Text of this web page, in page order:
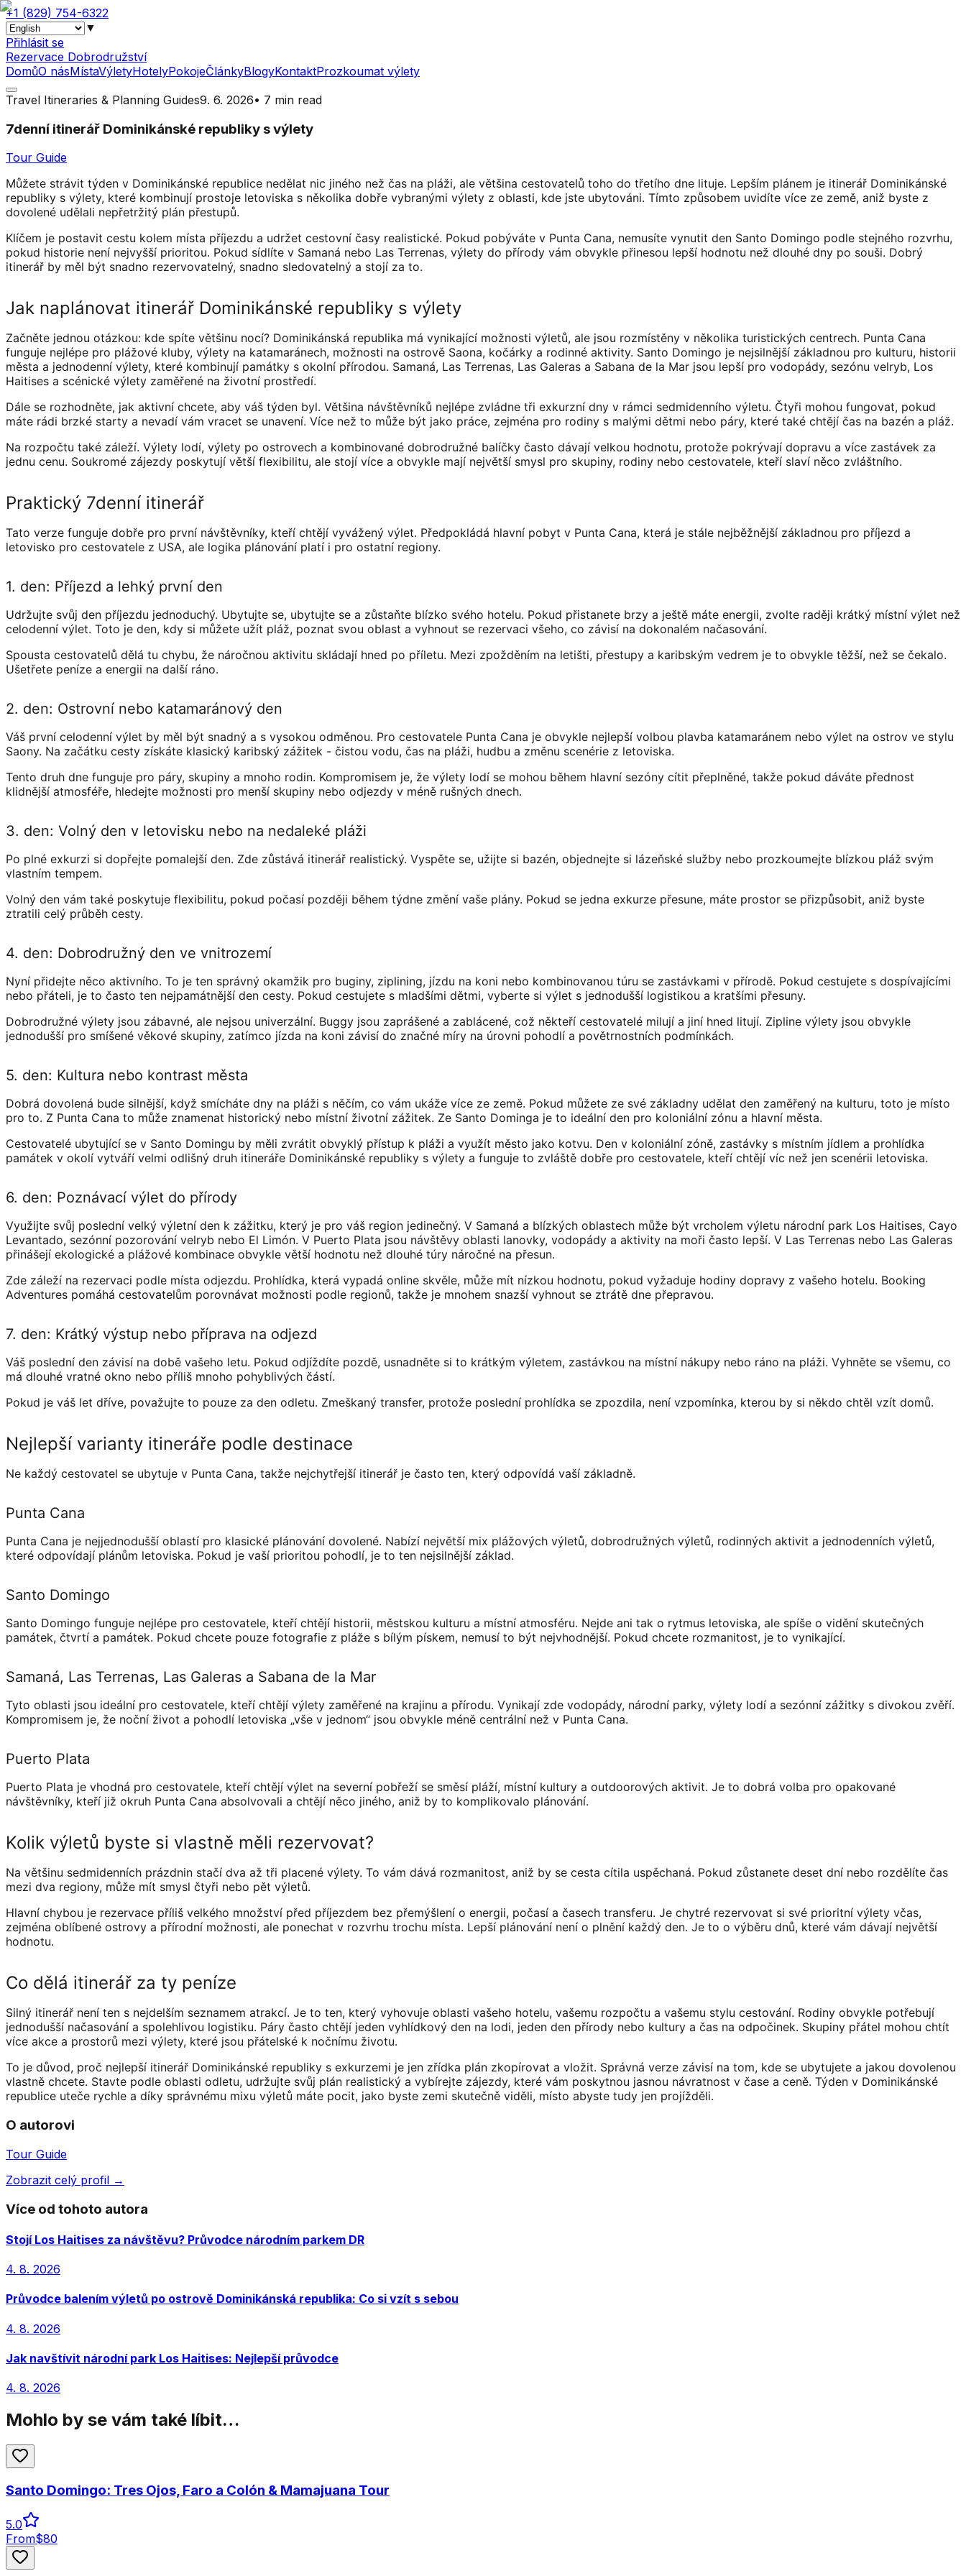
+1 (829) 754-6322
▼
Přihlásit se
Rezervace Dobrodružství
DomůO násMístaVýletyHotelyPokojeČlánkyBlogyKontaktProzkoumat výlety
Travel Itineraries & Planning Guides9. 6. 2026• 7 min read
7denní itinerář Dominikánské republiky s výlety
Tour Guide
Můžete strávit týden v Dominikánské republice nedělat nic jiného než čas na pláži, ale většina cestovatelů toho do třetího dne lituje. Lepším plánem je itinerář Dominikánské
republiky s výlety, které kombinují prostoje letoviska s několika dobře vybranými výlety z oblasti, kde jste ubytováni. Tímto způsobem uvidíte více ze země, aniž byste z
dovolené udělali nepřetržitý plán přestupů.
Klíčem je postavit cestu kolem místa příjezdu a udržet cestovní časy realistické. Pokud pobýváte v Punta Cana, nemusíte vynutit den Santo Domingo podle stejného rozvrhu,
pokud historie není nejvyšší prioritou. Pokud sídlíte v Samaná nebo Las Terrenas, výlety do přírody vám obvykle přinesou lepší hodnotu než dlouhé dny po souši. Dobrý
itinerář by měl být snadno rezervovatelný, snadno sledovatelný a stojí za to.
Jak naplánovat itinerář Dominikánské republiky s výlety
Začněte jednou otázkou: kde spíte většinu nocí? Dominikánská republika má vynikající možnosti výletů, ale jsou rozmístěny v několika turistických centrech. Punta Cana
funguje nejlépe pro plážové kluby, výlety na katamaránech, možnosti na ostrově Saona, kočárky a rodinné aktivity. Santo Domingo je nejsilnější základnou pro kulturu, historii
města a jednodenní výlety, které kombinují památky s okolní přírodou. Samaná, Las Terrenas, Las Galeras a Sabana de la Mar jsou lepší pro vodopády, sezónu velryb, Los
Haitises a scénické výlety zaměřené na životní prostředí.
Dále se rozhodněte, jak aktivní chcete, aby váš týden byl. Většina návštěvníků nejlépe zvládne tři exkurzní dny v rámci sedmidenního výletu. Čtyři mohou fungovat, pokud
máte rádi brzké starty a nevadí vám vracet se unavení. Více než to může být jako práce, zejména pro rodiny s malými dětmi nebo páry, které také chtějí čas na bazén a pláž.
Na rozpočtu také záleží. Výlety lodí, výlety po ostrovech a kombinované dobrodružné balíčky často dávají velkou hodnotu, protože pokrývají dopravu a více zastávek za
jednu cenu. Soukromé zájezdy poskytují větší flexibilitu, ale stojí více a obvykle mají největší smysl pro skupiny, rodiny nebo cestovatele, kteří slaví něco zvláštního.
Praktický 7denní itinerář
Tato verze funguje dobře pro první návštěvníky, kteří chtějí vyvážený výlet. Předpokládá hlavní pobyt v Punta Cana, která je stále nejběžnější základnou pro příjezd a
letovisko pro cestovatele z USA, ale logika plánování platí i pro ostatní regiony.
1. den: Příjezd a lehký první den
Udržujte svůj den příjezdu jednoduchý. Ubytujte se, ubytujte se a zůstaňte blízko svého hotelu. Pokud přistanete brzy a ještě máte energii, zvolte raději krátký místní výlet než
celodenní výlet. Toto je den, kdy si můžete užít pláž, poznat svou oblast a vyhnout se rezervaci všeho, co závisí na dokonalém načasování.
Spousta cestovatelů dělá tu chybu, že náročnou aktivitu skládají hned po příletu. Mezi zpožděním na letišti, přestupy a karibským vedrem je to obvykle těžší, než se čekalo.
Ušetřete peníze a energii na další ráno.
2. den: Ostrovní nebo katamaránový den
Váš první celodenní výlet by měl být snadný a s vysokou odměnou. Pro cestovatele Punta Cana je obvykle nejlepší volbou plavba katamaránem nebo výlet na ostrov ve stylu
Saony. Na začátku cesty získáte klasický karibský zážitek - čistou vodu, čas na pláži, hudbu a změnu scenérie z letoviska.
Tento druh dne funguje pro páry, skupiny a mnoho rodin. Kompromisem je, že výlety lodí se mohou během hlavní sezóny cítit přeplněné, takže pokud dáváte přednost
klidnější atmosféře, hledejte možnosti pro menší skupiny nebo odjezdy v méně rušných dnech.
3. den: Volný den v letovisku nebo na nedaleké pláži
Po plné exkurzi si dopřejte pomalejší den. Zde zůstává itinerář realistický. Vyspěte se, užijte si bazén, objednejte si lázeňské služby nebo prozkoumejte blízkou pláž svým
vlastním tempem.
Volný den vám také poskytuje flexibilitu, pokud počasí později během týdne změní vaše plány. Pokud se jedna exkurze přesune, máte prostor se přizpůsobit, aniž byste
ztratili celý průběh cesty.
4. den: Dobrodružný den ve vnitrozemí
Nyní přidejte něco aktivního. To je ten správný okamžik pro buginy, ziplining, jízdu na koni nebo kombinovanou túru se zastávkami v přírodě. Pokud cestujete s dospívajícími
nebo přáteli, je to často ten nejpamátnější den cesty. Pokud cestujete s mladšími dětmi, vyberte si výlet s jednodušší logistikou a kratšími přesuny.
Dobrodružné výlety jsou zábavné, ale nejsou univerzální. Buggy jsou zaprášené a zablácené, což někteří cestovatelé milují a jiní hned litují. Zipline výlety jsou obvykle
jednodušší pro smíšené věkové skupiny, zatímco jízda na koni závisí do značné míry na úrovni pohodlí a povětrnostních podmínkách.
5. den: Kultura nebo kontrast města
Dobrá dovolená bude silnější, když smícháte dny na pláži s něčím, co vám ukáže více ze země. Pokud můžete ze své základny udělat den zaměřený na kulturu, toto je místo
pro to. Z Punta Cana to může znamenat historický nebo místní životní zážitek. Ze Santo Dominga je to ideální den pro koloniální zónu a hlavní města.
Cestovatelé ubytující se v Santo Domingu by měli zvrátit obvyklý přístup k pláži a využít město jako kotvu. Den v koloniální zóně, zastávky s místním jídlem a prohlídka
památek v okolí vytváří velmi odlišný druh itineráře Dominikánské republiky s výlety a funguje to zvláště dobře pro cestovatele, kteří chtějí víc než jen scenérii letoviska.
6. den: Poznávací výlet do přírody
Využijte svůj poslední velký výletní den k zážitku, který je pro váš region jedinečný. V Samaná a blízkých oblastech může být vrcholem výletu národní park Los Haitises, Cayo
Levantado, sezónní pozorování velryb nebo El Limón. V Puerto Plata jsou návštěvy oblasti lanovky, vodopády a aktivity na moři často lepší. V Las Terrenas nebo Las Galeras
přinášejí ekologické a plážové kombinace obvykle větší hodnotu než dlouhé túry náročné na přesun.
Zde záleží na rezervaci podle místa odjezdu. Prohlídka, která vypadá online skvěle, může mít nízkou hodnotu, pokud vyžaduje hodiny dopravy z vašeho hotelu. Booking
Adventures pomáhá cestovatelům porovnávat možnosti podle regionů, takže je mnohem snazší vyhnout se ztrátě dne přepravou.
7. den: Krátký výstup nebo příprava na odjezd
Váš poslední den závisí na době vašeho letu. Pokud odjíždíte pozdě, usnadněte si to krátkým výletem, zastávkou na místní nákupy nebo ráno na pláži. Vyhněte se všemu, co
má dlouhé vratné okno nebo příliš mnoho pohyblivých částí.
Pokud je váš let dříve, považujte to pouze za den odletu. Zmeškaný transfer, protože poslední prohlídka se zpozdila, není vzpomínka, kterou by si někdo chtěl vzít domů.
Nejlepší varianty itineráře podle destinace
Ne každý cestovatel se ubytuje v Punta Cana, takže nejchytřejší itinerář je často ten, který odpovídá vaší základně.
Punta Cana
Punta Cana je nejjednodušší oblastí pro klasické plánování dovolené. Nabízí největší mix plážových výletů, dobrodružných výletů, rodinných aktivit a jednodenních výletů,
které odpovídají plánům letoviska. Pokud je vaší prioritou pohodlí, je to ten nejsilnější základ.
Santo Domingo
Santo Domingo funguje nejlépe pro cestovatele, kteří chtějí historii, městskou kulturu a místní atmosféru. Nejde ani tak o rytmus letoviska, ale spíše o vidění skutečných
památek, čtvrtí a památek. Pokud chcete pouze fotografie z pláže s bílým pískem, nemusí to být nejvhodnější. Pokud chcete rozmanitost, je to vynikající.
Samaná, Las Terrenas, Las Galeras a Sabana de la Mar
Tyto oblasti jsou ideální pro cestovatele, kteří chtějí výlety zaměřené na krajinu a přírodu. Vynikají zde vodopády, národní parky, výlety lodí a sezónní zážitky s divokou zvěří.
Kompromisem je, že noční život a pohodlí letoviska „vše v jednom“ jsou obvykle méně centrální než v Punta Cana.
Puerto Plata
Puerto Plata je vhodná pro cestovatele, kteří chtějí výlet na severní pobřeží se směsí pláží, místní kultury a outdoorových aktivit. Je to dobrá volba pro opakované
návštěvníky, kteří již okruh Punta Cana absolvovali a chtějí něco jiného, ​​aniž by to komplikovalo plánování.
Kolik výletů byste si vlastně měli rezervovat?
Na většinu sedmidenních prázdnin stačí dva až tři placené výlety. To vám dává rozmanitost, aniž by se cesta cítila uspěchaná. Pokud zůstanete deset dní nebo rozdělíte čas
mezi dva regiony, může mít smysl čtyři nebo pět výletů.
Hlavní chybou je rezervace příliš velkého množství před příjezdem bez přemýšlení o energii, počasí a časech transferu. Je chytré rezervovat si své prioritní výlety včas,
zejména oblíbené ostrovy a přírodní možnosti, ale ponechat v rozvrhu trochu místa. Lepší plánování není o plnění každý den. Je to o výběru dnů, které vám dávají největší
hodnotu.
Co dělá itinerář za ty peníze
Silný itinerář není ten s nejdelším seznamem atrakcí. Je to ten, který vyhovuje oblasti vašeho hotelu, vašemu rozpočtu a vašemu stylu cestování. Rodiny obvykle potřebují
jednodušší načasování a spolehlivou logistiku. Páry často chtějí jeden vyhlídkový den na lodi, jeden den přírody nebo kultury a čas na odpočinek. Skupiny přátel mohou chtít
více akce a prostorů mezi výlety, které jsou přátelské k nočnímu životu.
To je důvod, proč nejlepší itinerář Dominikánské republiky s exkurzemi je jen zřídka plán zkopírovat a vložit. Správná verze závisí na tom, kde se ubytujete a jakou dovolenou
vlastně chcete. Stavte podle oblasti odletu, udržujte svůj plán realistický a vybírejte zájezdy, které vám poskytnou jasnou návratnost v čase a ceně. Týden v Dominikánské
republice uteče rychle a díky správnému mixu výletů máte pocit, jako byste zemi skutečně viděli, místo abyste tudy jen projížděli.
O autorovi
Tour Guide
Zobrazit celý profil →
Více od tohoto autora
Stojí Los Haitises za návštěvu? Průvodce národním parkem DR
4. 8. 2026
Průvodce balením výletů po ostrově Dominikánská republika: Co si vzít s sebou
4. 8. 2026
Jak navštívit národní park Los Haitises: Nejlepší průvodce
4. 8. 2026
Mohlo by se vám také líbit…
Santo Domingo: Tres Ojos, Faro a Colón & Mamajuana Tour
5.0
From$80